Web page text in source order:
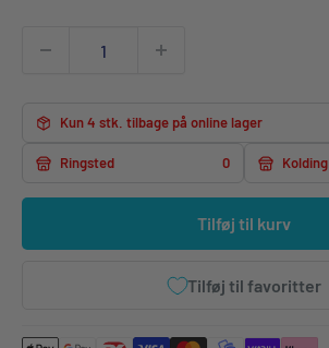
Kun 4 stk. tilbage på online lager
Ringsted 0 Kolding
Tilføj til kurv
Tilføj til favoritter